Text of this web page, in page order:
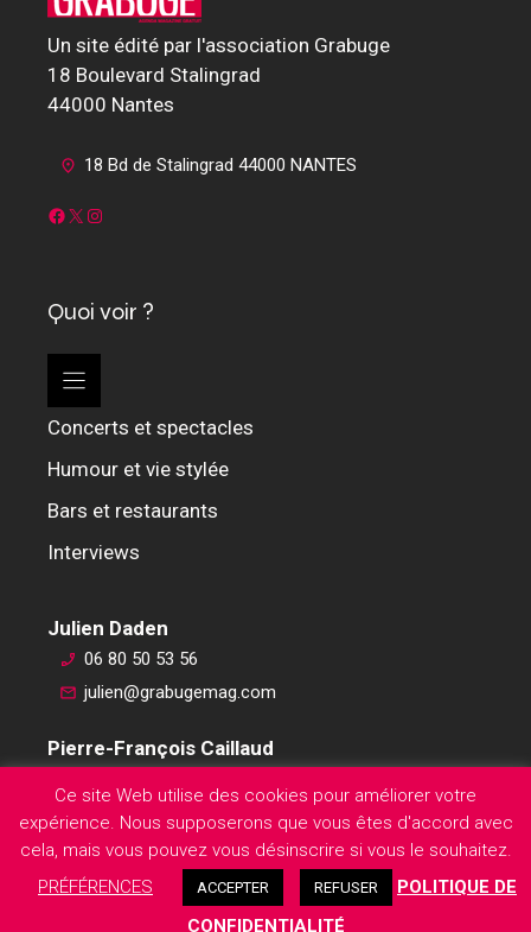
Un site édité par l'association Grabuge
18 Boulevard Stalingrad
44000 Nantes
18 Bd de Stalingrad 44000 NANTES
Facebook
X Instagram
Quoi voir ?
Concerts et spectacles
Humour et vie stylée
Bars et restaurants
Interviews
Julien Daden
06 80 50 53 56
julien@grabugemag.com
Pierre-François Caillaud
pierre-francois@grabugemag.com
Mentions légales
Ce site Web utilise des cookies pour améliorer votre
expérience. Nous supposerons que vous êtes d'accord avec
cela, mais vous pouvez vous désinscrire si vous le souhaitez.
PRÉFÉRENCES
ACCEPTER REFUSER
POLITIQUE DE
CONFIDENTIALITÉ